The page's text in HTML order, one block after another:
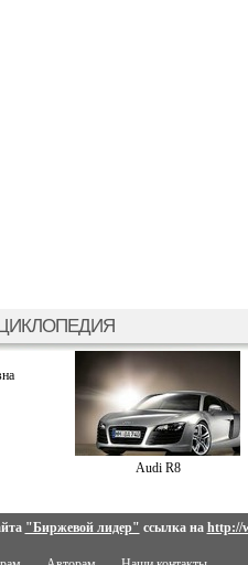
Audi R8
"Биржевой лидер" ссылка на http://